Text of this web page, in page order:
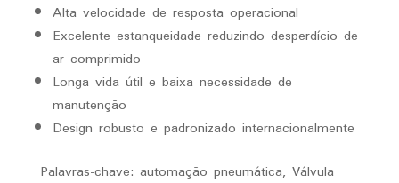
Alta velocidade de resposta operacional
Excelente estanqueidade reduzindo desperdício de
ar comprimido
Longa vida útil e baixa necessidade de
manutenção
Design robusto e padronizado internacionalmente
Palavras-chave: automação pneumática, Válvula